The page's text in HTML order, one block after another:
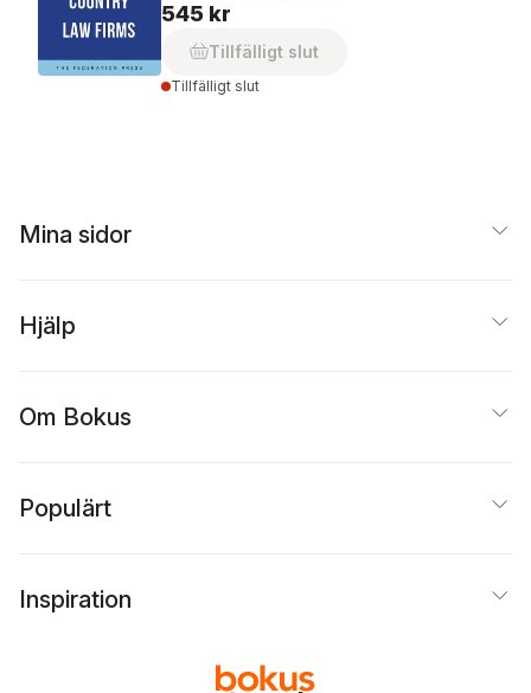
545 kr
Tillfälligt slut
Tillfälligt slut
Mina sidor
Hjälp
Om Bokus
Populärt
Inspiration